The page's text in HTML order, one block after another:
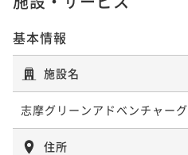
ポイントアップ
【ご利用人数が多いほどお得
ンダードBBQ＞お肉や魚介も
ン【グランピング＆アトラク
二食付き 現地決済可
IN 15:00 -
ポイ
基本情報
施設名
志摩グリーンアドベンチャー
住所